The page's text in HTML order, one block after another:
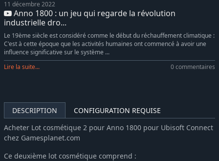
11 décembre 2022
Anno 1800 : un jeu qui regarde la révolution
industrielle dro...
Le 19ème siècle est considéré comme le début du réchauffement climatique :
C'est à cette époque que les activités humaines ont commencé à avoir une
influence significative sur le système ...
Lire la suite...
0 commentaires
DESCRIPTION
CONFIGURATION REQUISE
Acheter Lot cosmétique 2 pour Anno 1800 pour Ubisoft Connect
chez Gamesplanet.com
Ce deuxième lot cosmétique comprend :